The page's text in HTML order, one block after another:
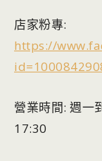
店家粉專:
https://
營業時間: 週一
17:30